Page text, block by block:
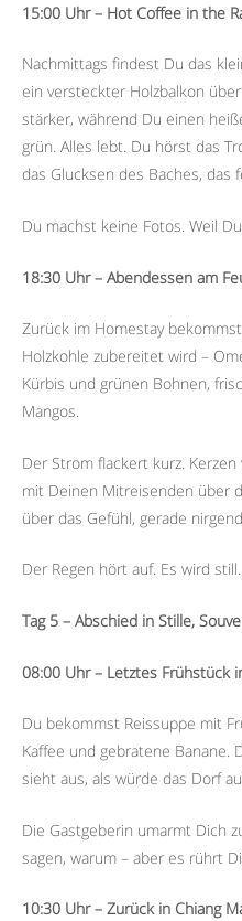
15:00 Uhr – Hot Coffee in the
Nachmittags findest Du das
ein versteckter Holzbalkon
stärker, während Du einen
grün. Alles lebt. Du hörst das
das Glucksen des Baches, das
Du machst keine Fotos. Weil
18:30 Uhr – Abendessen am
Zurück im Homestay
Holzkohle zubereitet wird –
Kürbis und grünen Bohnen,
Mangos.
Der Strom flackert kurz.
mit Deinen Mitreisenden über
über das Gefühl, gerade
Der Regen hört auf. Es wird still.
Tag 5 – Abschied in Stille,
08:00 Uhr – Letztes Frühstück
Du bekommst Reissuppe mit
Kaffee und gebratene Banane.
sieht aus, als würde das Dorf
Die Gastgeberin umarmt Dich
sagen, warum – aber es rührt
10:30 Uhr – Zurück in Chiang